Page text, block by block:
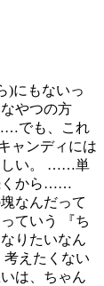
)にもないっ
やつの方
でも、これ
ャンディには
しい。 ……単
くから……
なんだって
ていう 『ち
りたいなん
えたくない
は、ちゃん